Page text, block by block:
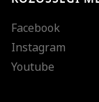
Facebook
Instagram
Youtube